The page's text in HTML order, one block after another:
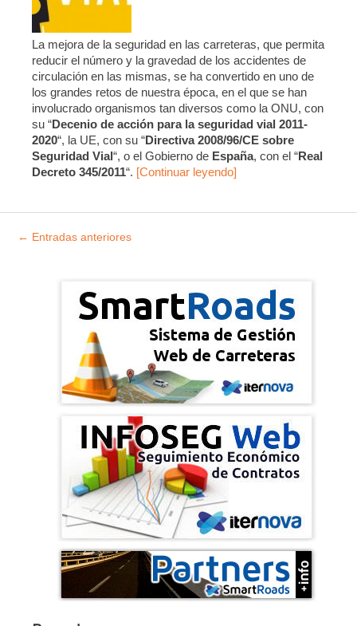
La mejora de la seguridad en las carreteras, que permita
reducir el número y la gravedad de los accidentes de
circulación en las mismas, se ha convertido en uno de
los grandes retos de nuestra época, en el que se han
involucrado organismos tan diversos como la ONU, con
su “Decenio de acción para la seguridad vial 2011-
2020“, la UE, con su “Directiva 2008/96/CE sobre
Seguridad Vial“, o el Gobierno de España, con el “Real
Decreto 345/2011“. [Continuar leyendo]
Explorar
← Entradas anteriores